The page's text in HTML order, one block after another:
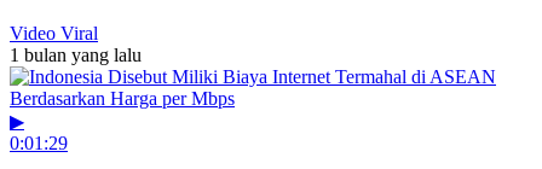
Video Viral
1 bulan yang lalu
▶
0:01:29